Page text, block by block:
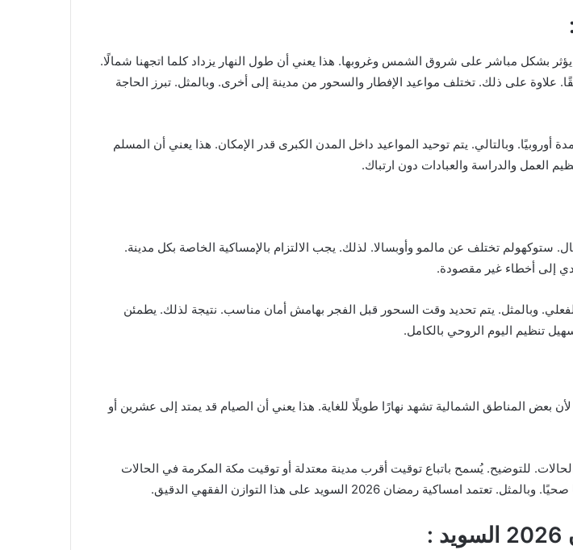
يؤثر بشكل مباشر على شروق الشمس وغروبها. هذا يعني أن طول النهار يزداد كلما اتجهنا شمالًا.
على ذلك. تختلف مواعيد الإفطار والسحور من مدينة إلى أخرى. وبالمثل. تبرز الحاجة
وبالتالي. يتم توحيد المواعيد داخل المدن الكبرى قدر الإمكان. هذا يعني أن المسلم
العمل والدراسة والعبادات دون ارتباك.
تختلف عن مالمو وأوبسالا. لذلك. يجب الالتزام بالإمساكية الخاصة بكل مدينة.
إلى أخطاء غير مقصودة.
وبالمثل. يتم تحديد وقت السحور قبل الفجر بهامش أمان مناسب. نتيجة لذلك. يطمئن
تنظيم اليوم الروحي بالكامل.
المناطق الشمالية تشهد نهارًا طويلًا للغاية. هذا يعني أن الصيام قد يمتد إلى عشرين أو
للتوضيح. يُسمح باتباع توقيت أقرب مدينة معتدلة أو توقيت مكة المكرمة في الحالات
2026 السويد على هذا التوازن الفقهي الدقيق.